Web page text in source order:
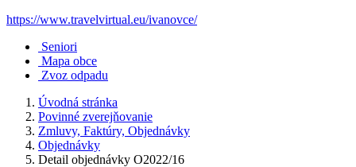
https://www.travelvirtual.eu/ivanovce/
Seniori
Mapa obce
Zvoz odpadu
Úvodná stránka
Povinné zverejňovanie
Zmluvy, Faktúry, Objednávky
Objednávky
Detail objednávky O2022/16